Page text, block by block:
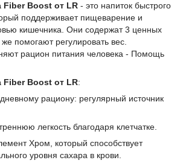
Boost от LR - это напиток быстрого
поддерживает пищеварение и
кишечника. Они содержат 3 ценных
же помогают регулировать вес.
рацион питания человека - Помощь
Boost от LR:
рациону: регулярный источник
легкость благодаря клетчатке.
Хром, который способствует
уровня сахара в крови.